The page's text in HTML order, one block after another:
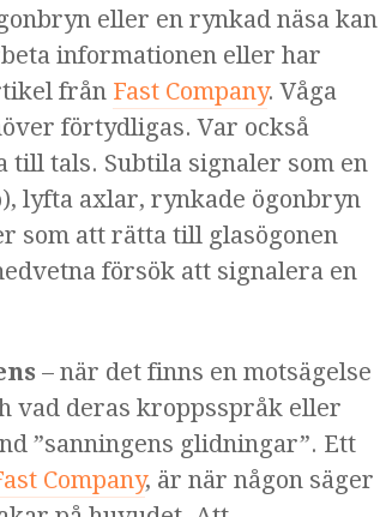
eller en rynkad näsa kan
informationen eller har
från Fast Company. Våga
förtydligas. Var också
till tals. Subtila signaler som en
lyfta axlar, rynkade ögonbryn
som att rätta till glasögonen
försök att signalera en
– när det finns en motsägelse
vad deras kroppsspråk eller
”sanningens glidningar”. Ett
Company, är när någon säger